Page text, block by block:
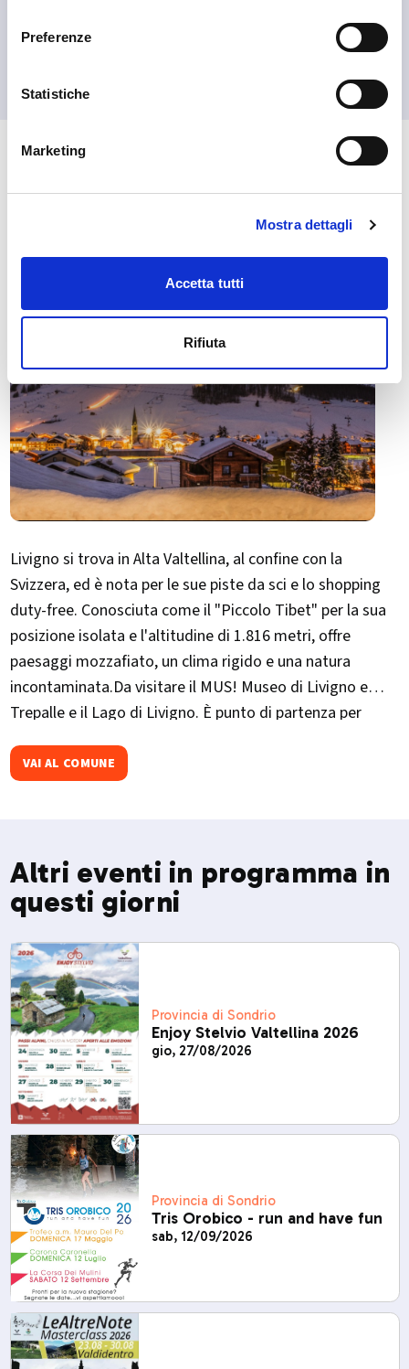
Preferenze
Statistiche
Marketing
Mostra dettagli
Accetta tutti
Rifiuta
Livigno
Livigno si trova in Alta Valtellina, al confine con la
Svizzera, ed è nota per le sue piste da sci e lo shopping
duty-free. Conosciuta come il "​Piccolo Tibet" per la sua
posizione isolata e l'altitudine di 1.816 metri, offre
paesaggi mozzafiato, un clima rigido e una natura
incontaminata.Da visitare il MUS! Museo di Livigno e
Trepalle e il Lago di Livigno. È punto di partenza per
dicembre ospita La Sgambeda, gara internazionale di sci
VAI AL COMUNE
Altri eventi in programma in
questi giorni
Provincia di Sondrio
Enjoy Stelvio Valtellina 2026
gio, 27/08/2026
Provincia di Sondrio
Tris Orobico - run and have fun
sab, 12/09/2026